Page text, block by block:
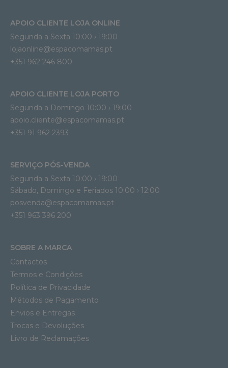
APOIO CLIENTE LOJA ONLINE
Segunda a Sexta 10:00 › 19:00
lojaonline@espacomamas.pt
+351 962 246 800
APOIO CLIENTE LOJA PORTO
Segunda a Domingo 10:00 › 19:00
apoio.cliente@espacomamas.pt
+351 91 962 2393
SERVIÇO PÓS-VENDA
Segunda a Sexta 10:00 › 19:00
Sábado, Domingo e Feriados 10:00 › 12:00
posvenda@espacomamas.pt
+351 963 396 200
SOBRE A MARCA
Contactos
Termos e Condições
Política de Privacidade
Métodos de Pagamento
Envios e Entregas
Trocas e Devoluções
Livro de Reclamações